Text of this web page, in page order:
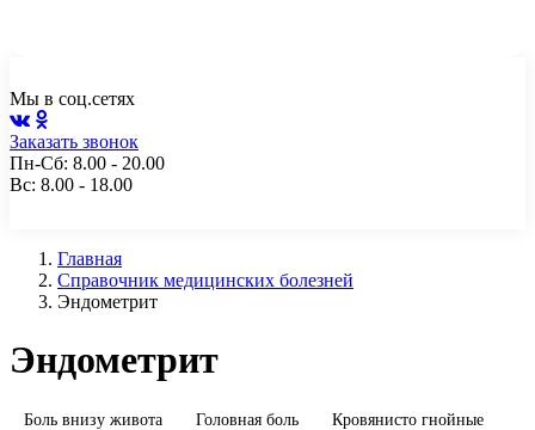
Мы в соц.сетях
Заказать звонок
Пн-Сб: 8.00 - 20.00
Вс: 8.00 - 18.00
Главная
Справочник медицинских болезней
Эндометрит
Эндометрит
Боль внизу живота Головная боль
Кровянисто гнойные